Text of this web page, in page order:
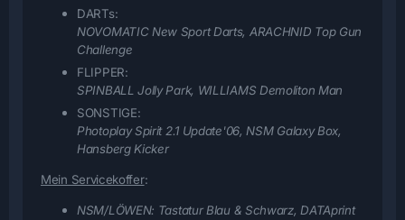
DARTs:
NOVOMATIC New Sport Darts, ARACHNID Top Gun
Challenge
FLIPPER:
SPINBALL Jolly Park, WILLIAMS Demoliton Man
SONSTIGE:
Photoplay Spirit 2.1 Update'06, NSM Galaxy Box,
Hansberg Kicker
Mein Servicekoffer:
NSM/LÖWEN: Tastatur Blau & Schwarz, DATAprint